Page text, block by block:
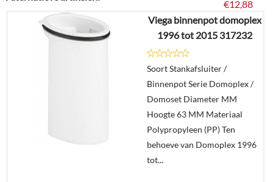
€12,88
Details
winkelmand
Viega binnenpot domoplex
1996 tot 2015 317232
Soort Stankafsluiter /
Binnenpot Serie Domoplex /
Domoset Diameter MM
Hoogte 63 MM Materiaal
Polypropyleen (PP) Ten
behoeve van Domoplex 1996
tot...